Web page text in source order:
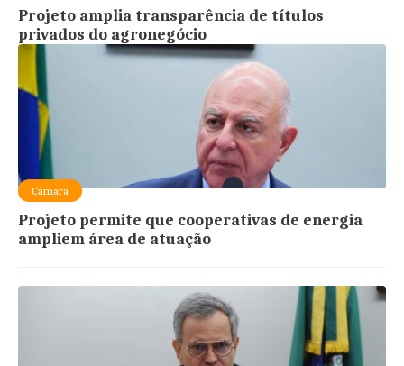
Projeto amplia transparência de títulos
privados do agronegócio
Câmara
Projeto permite que cooperativas de energia
ampliem área de atuação